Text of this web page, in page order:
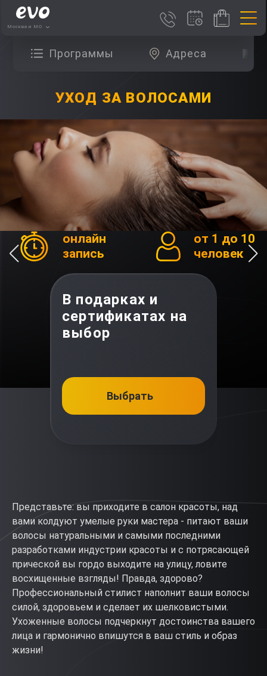
Москва и МО
Программы Адреса
УХОД ЗА ВОЛОСАМИ
онлайн
запись
от 1 до 10
человек
В подарках и
сертификатах на
выбор
Выбрать
Представьте: вы приходите в салон красоты, над
вами колдуют умелые руки мастера - питают ваши
волосы натуральными и самыми последними
разработками индустрии красоты и с потрясающей
прической вы гордо выходите на улицу, ловите
восхищенные взгляды! Правда, здорово?
Профессиональный стилист наполнит ваши волосы
силой, здоровьем и сделает их шелковистыми.
Ухоженные волосы подчеркнут достоинства вашего
лица и гармонично впишутся в ваш стиль и образ
жизни!